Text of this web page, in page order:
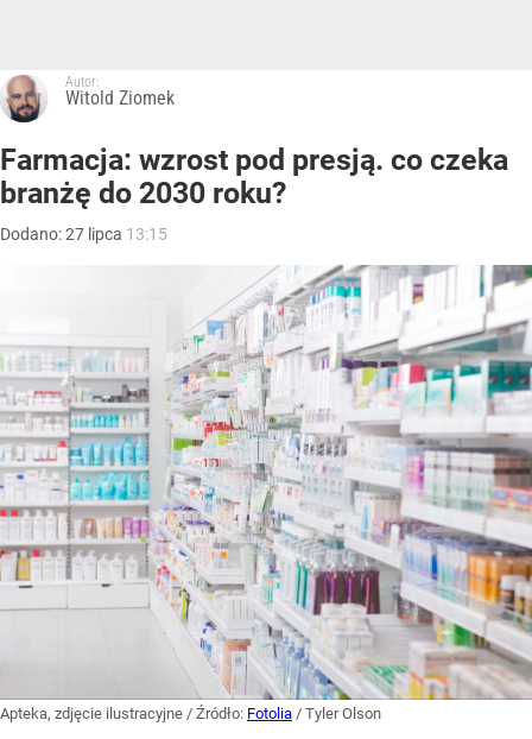
Autor:
Witold Ziomek
Farmacja: wzrost pod presją. co czeka
branżę do 2030 roku?
Dodano:27 lipca 13:15
Apteka, zdjęcie ilustracyjne / Źródło: Fotolia / Tyler Olson